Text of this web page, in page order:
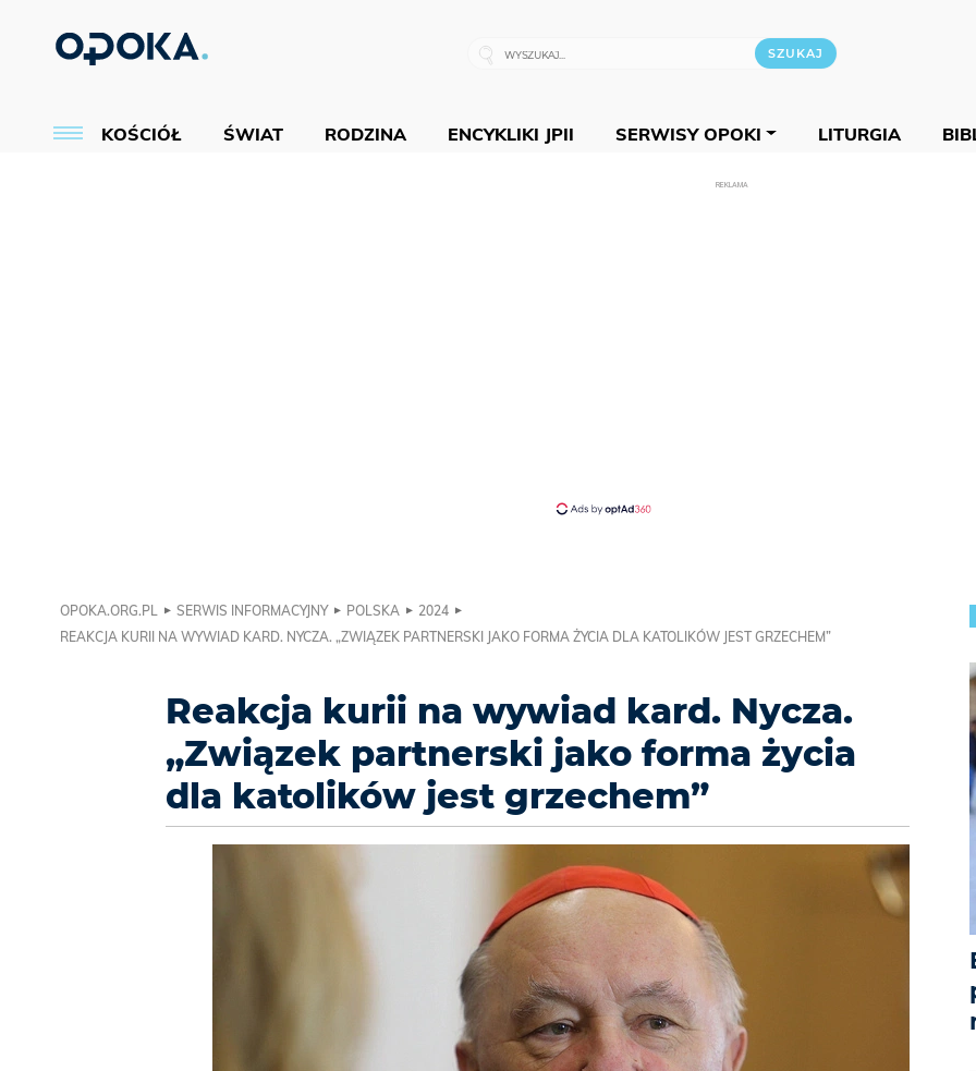
KOŚCIÓŁ ŚWIAT RODZINA ENCYKLIKI JPII SERWISY OPOKI LITURGIA
REKLAMA
OPOKA.ORG.PL SERWIS INFORMACYJNY POLSKA
2024
REAKCJA KURII NA WYWIAD KARD. NYCZA. „ZWIĄZEK PARTNERSKI JAKO FORMA ŻYCIA DLA KATOLIKÓW JEST GRZECHEM”
Reakcja kurii na wywiad kard. Nycza.
„Związek partnerski jako forma życia
dla katolików jest grzechem”